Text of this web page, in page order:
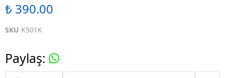
₺ 390.00
SKU K501K
Paylaş: